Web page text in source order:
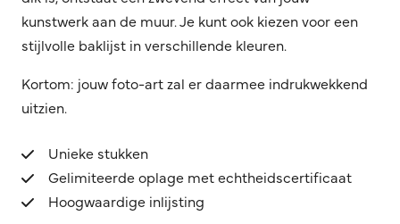
kunstwerk aan de muur. Je kunt ook kiezen voor een
stijlvolle baklijst in verschillende kleuren.
Kortom: jouw foto-art zal er daarmee indrukwekkend
uitzien.
Unieke stukken
Gelimiteerde oplage met echtheidscertificaat
Hoogwaardige inlijsting